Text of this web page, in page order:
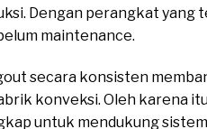
Dengan perangkat yang
maintenance.
secara konsisten
konveksi. Oleh karena
untuk mendukung